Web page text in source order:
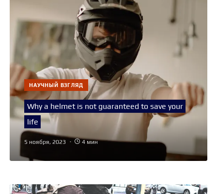
НАУЧНЫЙ ВЗГЛЯД
Why a helmet is not guaranteed to save your
life
5 ноября, 2023 4 мин